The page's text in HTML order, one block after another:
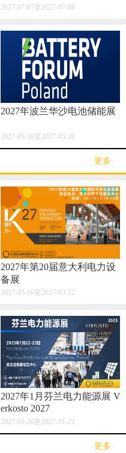
2027-07-07至2027-07-08
2027年波兰华沙电池储能展
2027-05-18至2027-05-20
·更多·
2027年第20届意大利电力设
备展
2027-03-10至2027-03-12
2027年1月芬兰电力能源展 V
erkosto 2027
2027-01-20至2027-01-21
·更多·